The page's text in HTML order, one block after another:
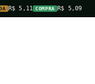
COMPRA R$ 5,09 · EURO